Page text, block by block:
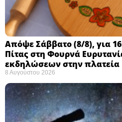
Απόψε Σάββατο (8/8), για
Πίτας στη Φουρνά
εκδηλώσεων στην πλατεία
8 Αυγούστου 2026